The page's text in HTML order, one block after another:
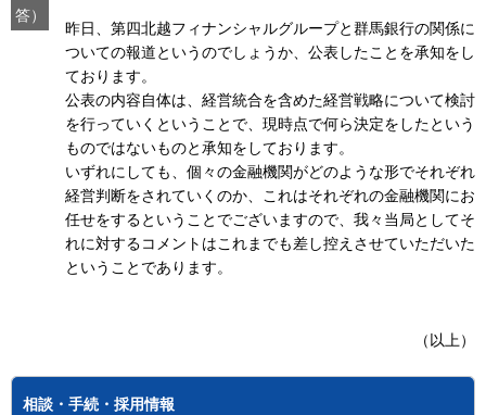
答）
昨日、第四北越フィナンシャルグループと群馬銀行の関係に
ついての報道というのでしょうか、公表したことを承知をし
ております。
公表の内容自体は、経営統合を含めた経営戦略について検討
を行っていくということで、現時点で何ら決定をしたという
ものではないものと承知をしております。
いずれにしても、個々の金融機関がどのような形でそれぞれ
経営判断をされていくのか、これはそれぞれの金融機関にお
任せをするということでございますので、我々当局としてそ
れに対するコメントはこれまでも差し控えさせていただいた
ということであります。
（以上）
相談・手続・採用情報